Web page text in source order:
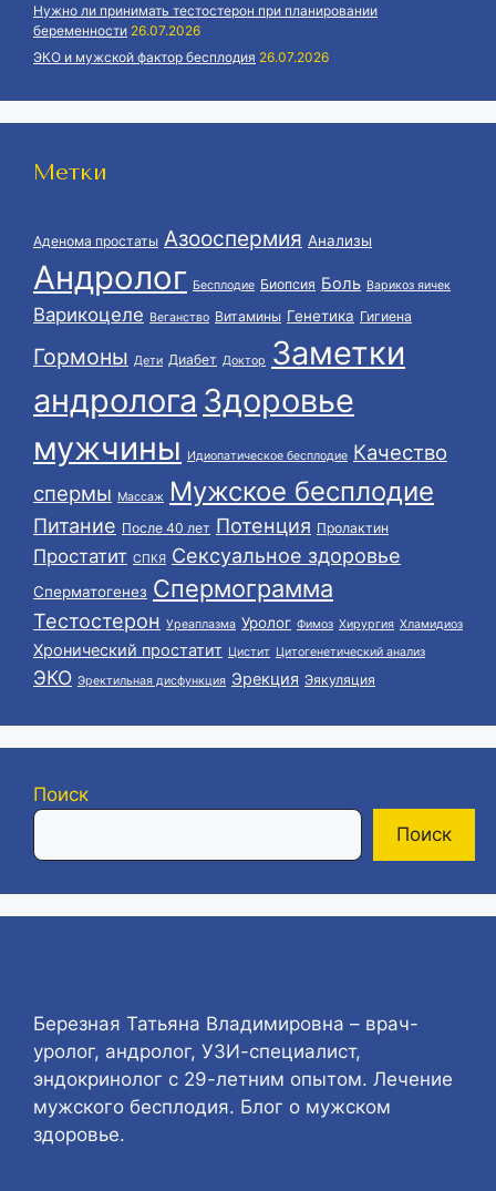
Нужно ли принимать тестостерон при планировании
беременности 26.07.2026
ЭКО и мужской фактор бесплодия 26.07.2026
Метки
Аденома простаты Азооспермия Анализы
Андролог Бесплодие Биопсия Боль Варикоз яичек
Варикоцеле Веганство Витамины Генетика Гигиена
Гормоны Дети Диабет Доктор
Заметки
андролога Здоровье
мужчины
Идиопатическое бесплодие Качество
спермы Массаж Мужское бесплодие
Питание После 40 лет Потенция Пролактин
Простатит СПКЯ Сексуальное здоровье
Сперматогенез Спермограмма
Тестостерон Уреаплазма Уролог Фимоз Хирургия Хламидиоз
Хронический простатит Цистит Цитогенетический анализ
ЭКО Эректильная дисфункция Эрекция Эякуляция
Поиск
Поиск
Березная Татьяна Владимировна – врач-
уролог, андролог, УЗИ-специалист,
эндокринолог с 29-летним опытом. Лечение
мужского бесплодия. Блог о мужском
здоровье.